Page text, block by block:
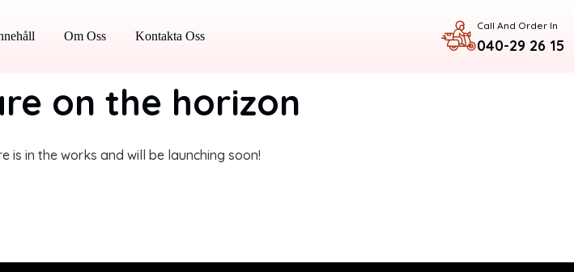
Om Oss Kontakta Oss
Call And Order In
040-29 26 15
on the horizon
is in the works and will be launching soon!